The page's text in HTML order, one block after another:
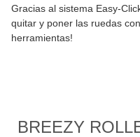
Gracias al sistema Easy-
quitar y poner las ruedas
herramientas!
BREEZY